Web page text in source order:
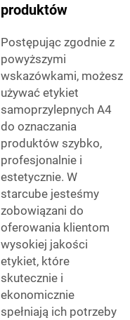
produktów
Postępując zgodnie z
powyższymi
wskazówkami, możesz
używać etykiet
samoprzylepnych A4
do oznaczania
produktów szybko,
profesjonalnie i
estetycznie. W
starcube jesteśmy
zobowiązani do
oferowania klientom
wysokiej jakości
etykiet, które
skutecznie i
ekonomicznie
spełniają ich potrzeby